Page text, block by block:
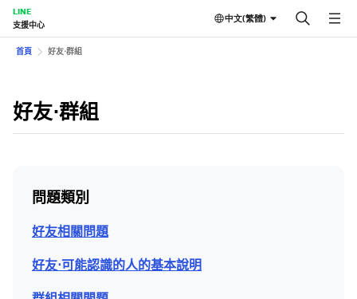
LINE
支援中心
中文(繁體)
首頁 好友⋅群組
好友⋅群組
問題類別
好友相關問題
好友⋅可能認識的人的基本說明